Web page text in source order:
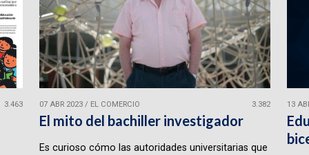
3.463 07 ABR 2023/ EL COMERCIO 3.382
El mito del bachiller investigador
Es curioso cómo las autoridades universitarias que
13